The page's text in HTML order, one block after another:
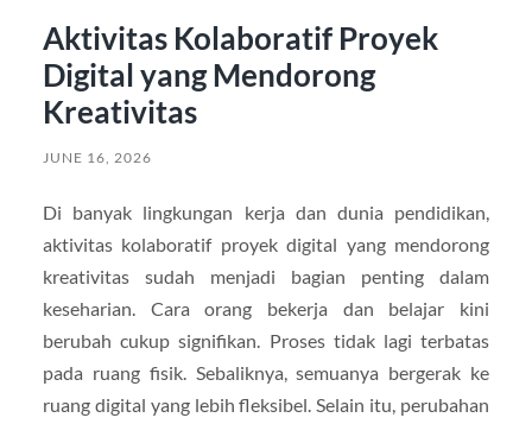
Aktivitas Kolaboratif Proyek
Digital yang Mendorong
Kreativitas
JUNE 16, 2026
Di banyak lingkungan kerja dan dunia pendidikan,
aktivitas kolaboratif proyek digital yang mendorong
kreativitas sudah menjadi bagian penting dalam
keseharian. Cara orang bekerja dan belajar kini
berubah cukup signifikan. Proses tidak lagi terbatas
pada ruang fisik. Sebaliknya, semuanya bergerak ke
ruang digital yang lebih fleksibel. Selain itu, perubahan